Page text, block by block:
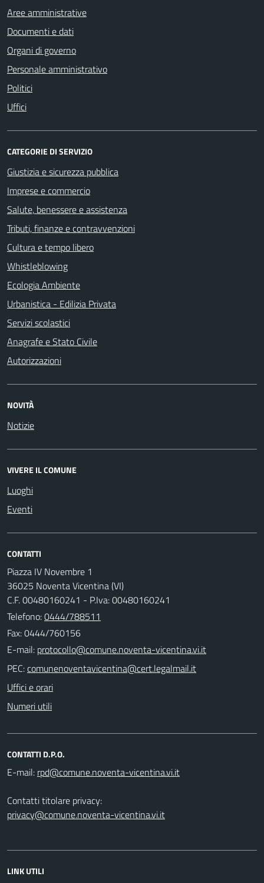
Aree amministrative
Documenti e dati
Organi di governo
Personale amministrativo
Politici
Uffici
CATEGORIE DI SERVIZIO
Giustizia e sicurezza pubblica
Imprese e commercio
Salute, benessere e assistenza
Tributi, finanze e contravvenzioni
Cultura e tempo libero
Whistleblowing
Ecologia Ambiente
Urbanistica - Edilizia Privata
Servizi scolastici
Anagrafe e Stato Civile
Autorizzazioni
NOVITÀ
Notizie
VIVERE IL COMUNE
Luoghi
Eventi
CONTATTI
Piazza IV Novembre 1
36025 Noventa Vicentina (VI)
C.F. 00480160241 - P.Iva: 00480160241
Telefono:0444/788511
Fax: 0444/760156
E-mail:
PEC:
Uffici e orari
Numeri utili
CONTATTI D.P.O.
E-mail:
Contatti titolare privacy:
privacy@comune.noventa-vicentina.vi.it
LINK UTILI